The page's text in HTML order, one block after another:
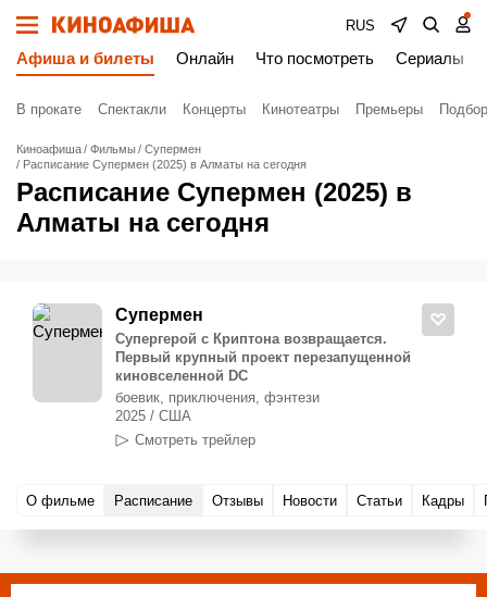
RUS
Афиша и билеты Онлайн Что посмотреть Сериалы
В прокате Спектакли Концерты Кинотеатры Премьеры
Киноафиша Фильмы
Супермен
Расписание Супермен (2025) в Алматы на сегодня
Расписание Супермен (2025) в
Алматы на сегодня
Супермен
Супергерой с Криптона возвращается.
Первый крупный проект перезапущенной
киновселенной DC
боевик, приключения, фэнтези
2025 / США
Смотреть трейлер
О фильме Расписание Отзывы Новости Статьи Кадры